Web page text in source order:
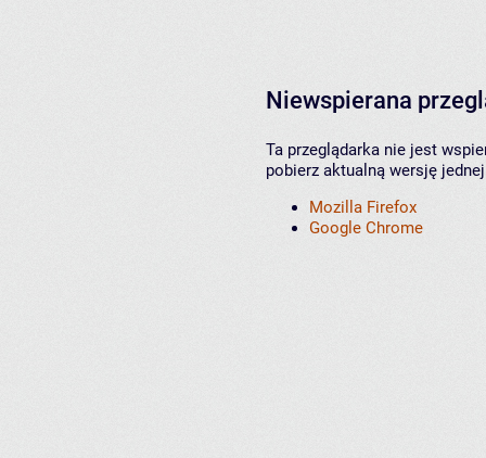
Niewspierana
Ta przeglądarka nie jest
pobierz aktualną wersję
Mozilla Firefox
Google Chrome